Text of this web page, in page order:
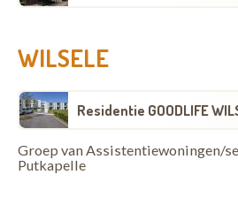
WILSELE
Residentie GOODLIFE
Groep van Assistentiewoningen/
Putkapelle